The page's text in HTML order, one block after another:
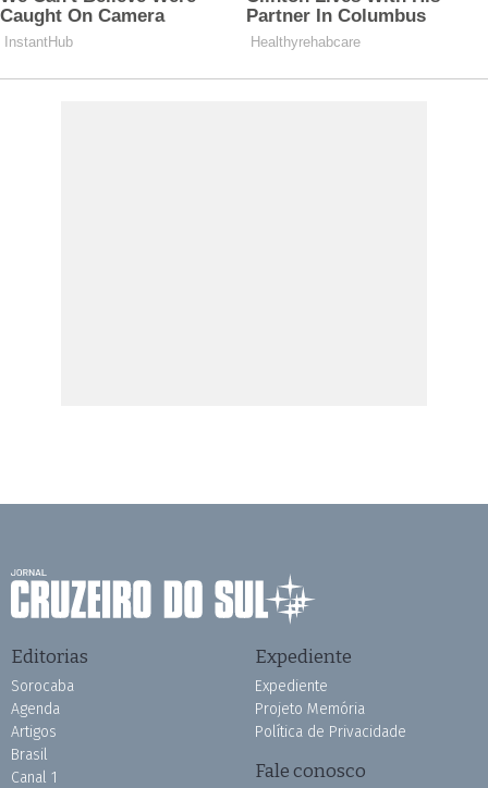
Editorias
Sorocaba
Agenda
Artigos
Brasil
Canal 1
Expediente
Expediente
Projeto Memória
Política de Privacidade
Fale conosco